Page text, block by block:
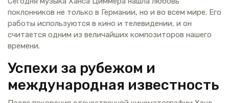
поклонников не только в Германии, но и во всем мире. Его
работы используются в кино и телевидении, и он
считается одним из величайших композиторов нашего
времени.
Успехи за рубежом и
международная известность